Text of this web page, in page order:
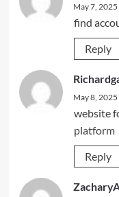
May 7,
find
Reply
May 8, 2025
website
platform
Reply